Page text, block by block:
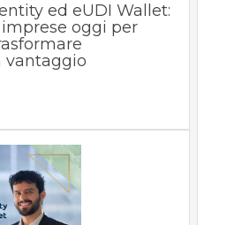
ed eUDI Wallet:
oggi per
vantaggio